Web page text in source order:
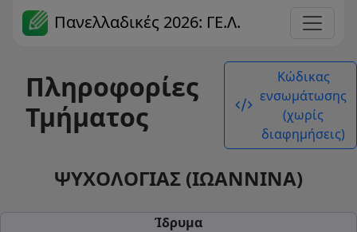
Πανελλαδικές 2026: ΓΕ.Λ.
Πληροφορίες
Τμήματος
code_xml
Κώδικας
ενσωμάτωσης
(χωρίς
διαφημήσεις)
ΨΥΧΟΛΟΓΙΑΣ (ΙΩΑΝΝΙΝΑ)
Ίδρυμα